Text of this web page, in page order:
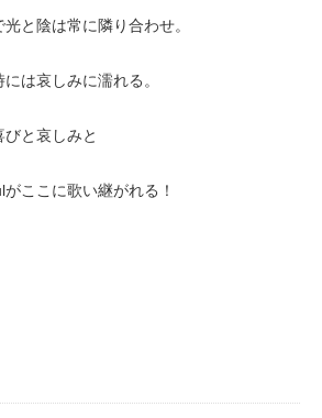
と陰は常に隣り合わせ。
は哀しみに濡れる。
と哀しみと
ここに歌い継がれる！